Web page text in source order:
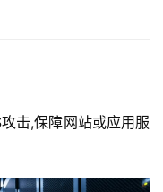
击,保障网站或应用服